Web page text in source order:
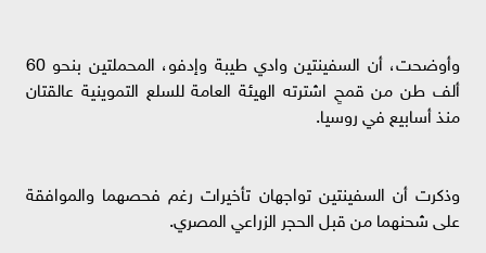
وأوضحت، أن السفينتين وادي طيبة وإدفو، المحملتين بنحو 60
ألف طن من قمحٍ اشترته الهيئة العامة للسلع التموينية عالقتان
منذ أسابيع في روسيا.
وذكرت أن السفينتين تواجهان تأخيرات رغم فحصهما والموافقة
على شحنهما من قبل الحجر الزراعي المصري.